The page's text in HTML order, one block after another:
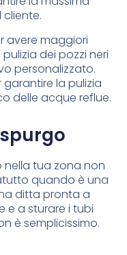
avere maggiori
dei pozzi neri
personalizzato.
garantire la pulizia
delle acque reflue.
nella tua zona non
quando è una
ditta pronta a
e a sturare i tubi
è semplicissimo.